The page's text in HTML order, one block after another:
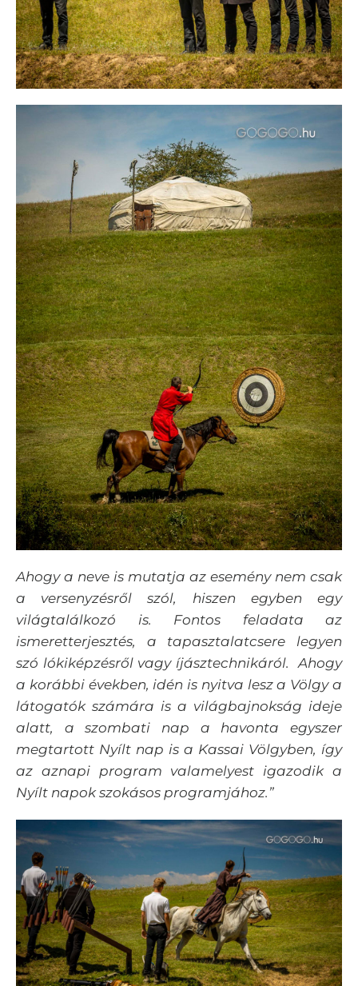
Ahogy a neve is mutatja az esemény nem csak
a versenyzésről szól, hiszen egyben egy
világtalálkozó is. Fontos feladata az
ismeretterjesztés, a tapasztalatcsere legyen
szó lókiképzésről vagy íjásztechnikáról. Ahogy
a korábbi években, idén is nyitva lesz a Völgy a
látogatók számára is a világbajnokság ideje
alatt, a szombati nap a havonta egyszer
megtartott Nyílt nap is a Kassai Völgyben, így
az aznapi program valamelyest igazodik a
Nyílt napok szokásos programjához.”